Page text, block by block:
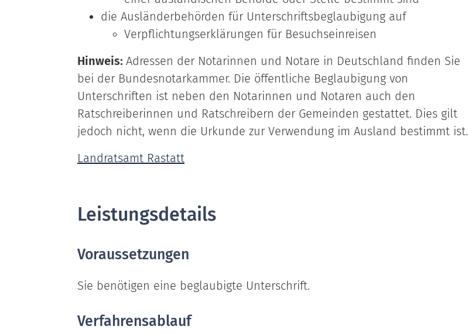
die Ausländerbehörden für Unterschriftsbeglaubigung auf
Verpflichtungserklärungen für Besuchseinreisen
Hinweis: Adressen der Notarinnen und Notare in Deutschland finden Sie
bei der Bundesnotarkammer. Die öffentliche Beglaubigung von
Unterschriften ist neben den Notarinnen und Notaren auch den
Ratschreiberinnen und Ratschreibern der Gemeinden gestattet. Dies gilt
jedoch nicht, wenn die Urkunde zur Verwendung im Ausland bestimmt ist.
Landratsamt Rastatt
Leistungsdetails
Voraussetzungen
Sie benötigen eine beglaubigte Unterschrift.
Verfahrensablauf